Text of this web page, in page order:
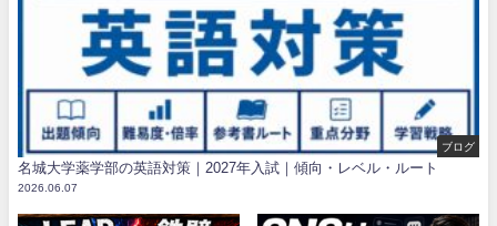
ブログ
名城大学薬学部の英語対策｜2027年入試｜傾向・レベル・ルート
2026.06.07